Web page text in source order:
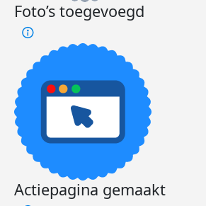
Foto’s toegevoegd
Actiepagina gemaakt